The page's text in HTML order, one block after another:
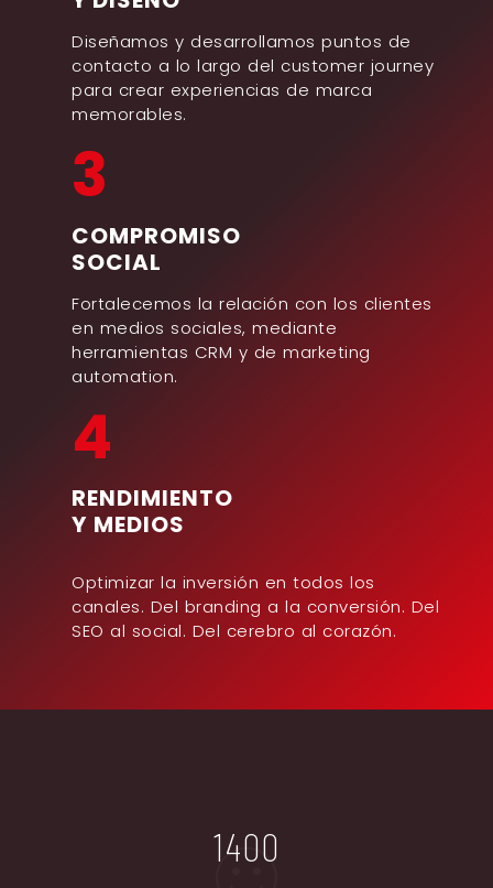
Diseñamos y desarrollamos puntos de
contacto a lo largo del customer journey
para crear experiencias de marca
memorables.
3
COMPROMISO
SOCIAL
Fortalecemos la relación con los clientes
en medios sociales, mediante
herramientas CRM y de marketing
automation.
4
RENDIMIENTO
Y MEDIOS
Optimizar la inversión en todos los
canales. Del branding a la conversión. Del
SEO al social. Del cerebro al corazón.
1400